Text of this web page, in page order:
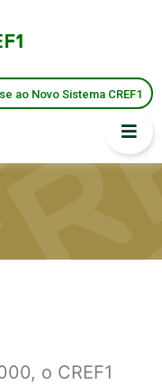
ao Novo Sistema CREF1
o CREF1